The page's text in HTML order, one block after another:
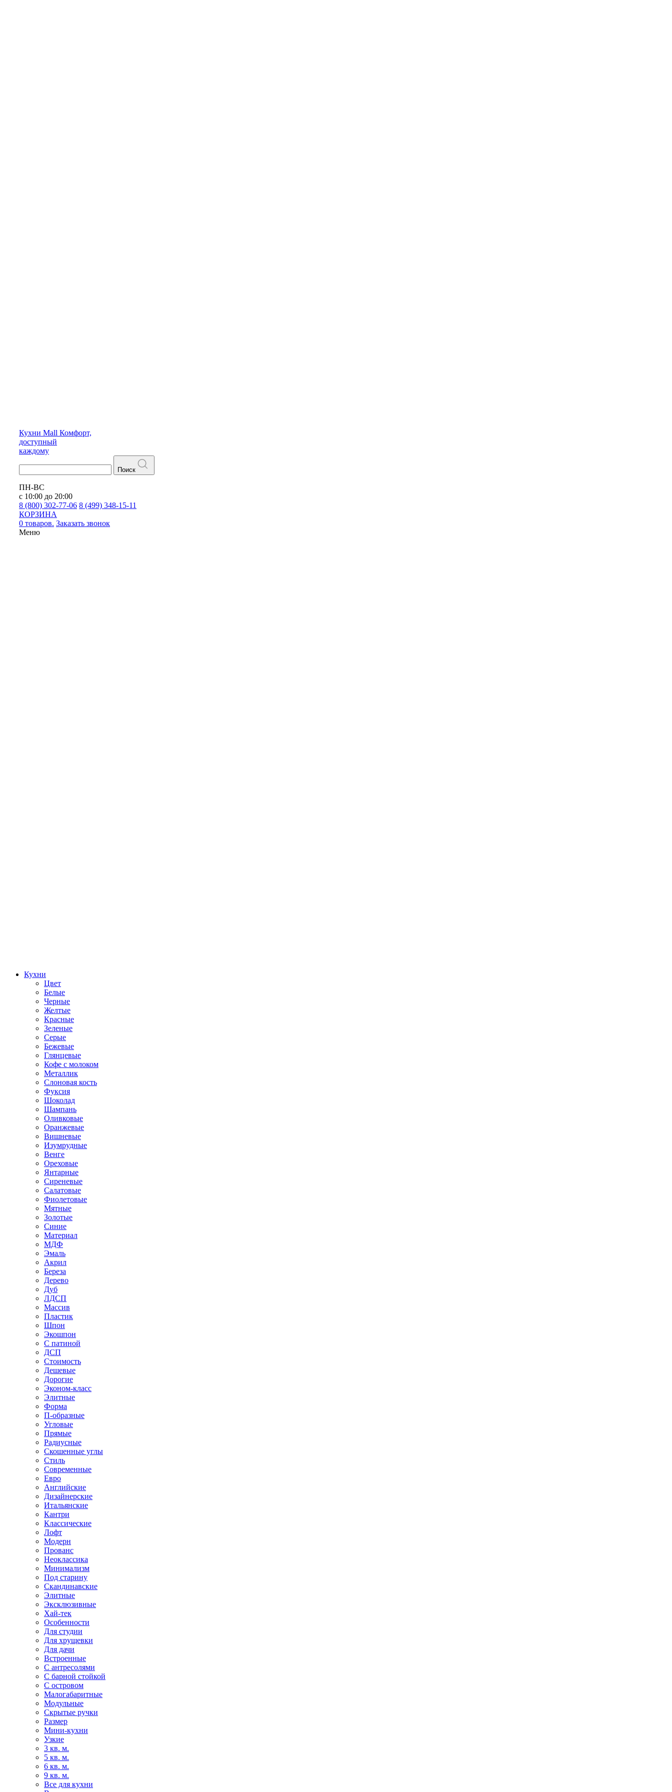
Кухни Mall Комфорт,
доступный
каждому
Поиск
ПН-ВС
с 10:00 до 20:00
8 (800) 302-77-06 8 (499) 348-15-11
КОРЗИНА
0 товаров. Заказать звонок
Меню
Кухни
Цвет
Белые
Черные
Желтые
Красные
Зеленые
Серые
Бежевые
Глянцевые
Кофе с молоком
Металлик
Слоновая кость
Фуксия
Шоколад
Шампань
Оливковые
Оранжевые
Вишневые
Изумрудные
Венге
Ореховые
Янтарные
Сиреневые
Салатовые
Фиолетовые
Мятные
Золотые
Синие
Материал
МДФ
Эмаль
Акрил
Береза
Дерево
Дуб
ЛДСП
Массив
Пластик
Шпон
Экошпон
С патиной
ДСП
Стоимость
Дешевые
Дорогие
Эконом-класс
Элитные
Форма
П-образные
Угловые
Прямые
Радиусные
Скошенные углы
Стиль
Современные
Евро
Английские
Дизайнерские
Итальянские
Кантри
Классические
Лофт
Модерн
Прованс
Неоклассика
Минимализм
Под старину
Скандинавские
Элитные
Эксклюзивные
Хай-тек
Особенности
Для студии
Для хрущевки
Для дачи
Встроенные
С антресолями
С барной стойкой
С островом
Малогабаритные
Модульные
Скрытые ручки
Размер
Мини-кухни
Узкие
3 кв. м.
5 кв. м.
6 кв. м.
9 кв. м.
Все для кухни